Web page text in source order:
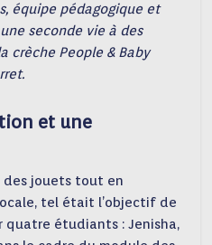
équipe pédagogique et
seconde vie à des
crèche People & Baby
et une
des jouets tout en
tel était l’objectif de
étudiants : Jenisha,